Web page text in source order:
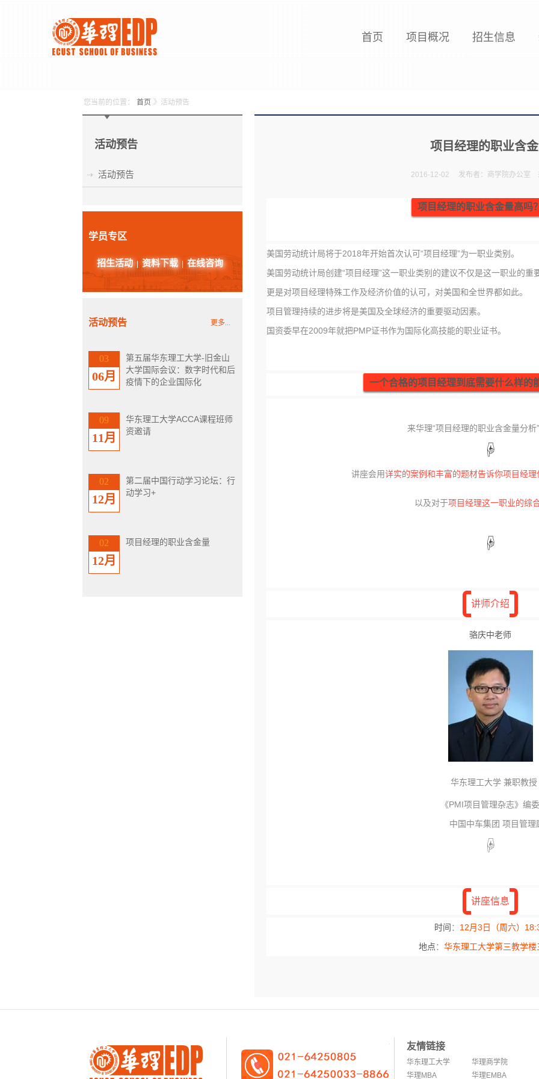
首页 项目概况 招生信息
您当前的位置： 首页 》活动预告
活动预告
活动预告
学员专区
招生活动 资料下载 | 在线咨询
活动预告 更多...
03
06月
第五届华东理工大学-旧金山
大学国际会议：数字时代和后
疫情下的企业国际化
09
11月
华东理工大学ACCA课程班师
资邀请
02
12月
第二届中国行动学习论坛：行
动学习+
02
12月
项目经理的职业含金量
项目经理的职业含
2016-12-02 发布者：商学院办公室
项目经理的职业含金量高吗？
美国劳动统计局将于2018年开始首次认可“项目经理”为一职业类别。
美国劳动统计局创建“项目经理”这一职业类别的建议不仅是这一职业的重
更是对项目经理特殊工作及经济价值的认可，对美国和全世界都如此。
项目管理持续的进步将是美国及全球经济的重要驱动因素。
国资委早在2009年就把PMP证书作为国际化高技能的职业证书。
一个合格的项目经理到底需要什么样的
来华理“项目经理的职业含金量分析
☟
讲座会用详实的案例和丰富的题材告诉你项目经
以及对于项目经理这一职业的综
☟
讲师介绍
骆庆中老师
华东理工大学 兼职教授
《PMI项目管理杂志》编委
中国中车集团 项目管理
☟
讲座信息
时间 ： 12月3日（周六）
地点： 华东理工大学第三教学楼
友情链接
华东理工大学
华理商学院
华理MBA
华理EMBA